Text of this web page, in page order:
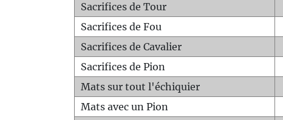
Sacrifices de Tour
Sacrifices de Fou
Sacrifices de Cavalier
Sacrifices de Pion
Mats sur tout l'échiquier
Mats avec un Pion